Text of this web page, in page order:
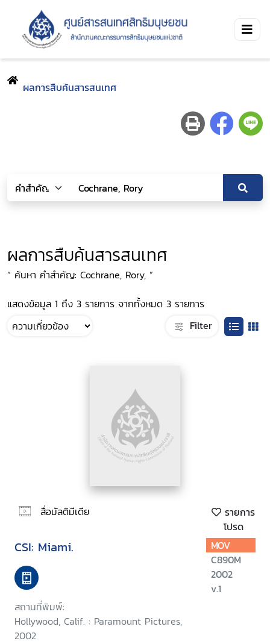
ผลการสืบค้นสารสนเทศ
ผลการสืบค้นสารสนเทศ
“ ค้นหา คำสำคัญ: Cochrane, Rory, ”
แสดงข้อมูล 1 ถึง 3 รายการ จากทั้งหมด 3 รายการ
Filter
สื่อมัลติมีเดีย
รายการ
โปรด
CSI: Miami.
สถานที่พิมพ์:
Hollywood, Calif. : Paramount Pictures,
2002
MOV
C890M
2002
v.1